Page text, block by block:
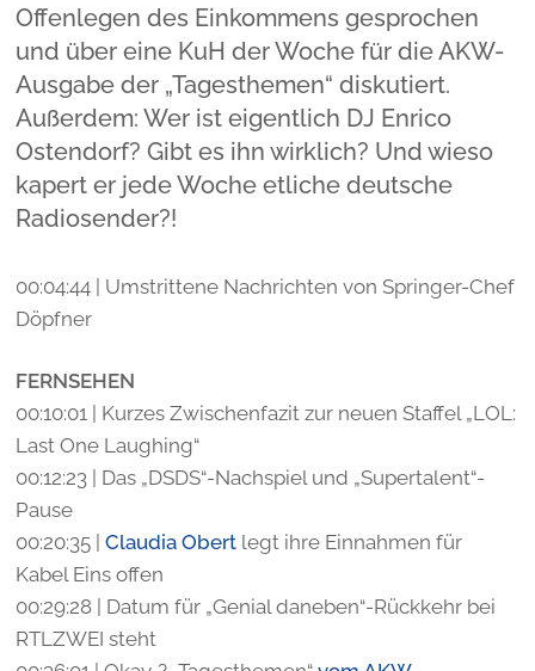
Offenlegen des Einkommens gesprochen
und über eine KuH der Woche für die AKW-
Ausgabe der „Tagesthemen“ diskutiert.
Außerdem: Wer ist eigentlich DJ Enrico
Ostendorf? Gibt es ihn wirklich? Und wieso
kapert er jede Woche etliche deutsche
Radiosender?!
00:04:44 | Umstrittene Nachrichten von Springer-Chef
Döpfner
FERNSEHEN
00:10:01 | Kurzes Zwischenfazit zur neuen Staffel „LOL:
Last One Laughing“
00:12:23 | Das „DSDS“-Nachspiel und „Supertalent“-
Pause
00:20:35 |Claudia Obert legt ihre Einnahmen für
Kabel Eins offen
00:29:28 | Datum für „Genial daneben“-Rückkehr bei
RTLZWEI steht